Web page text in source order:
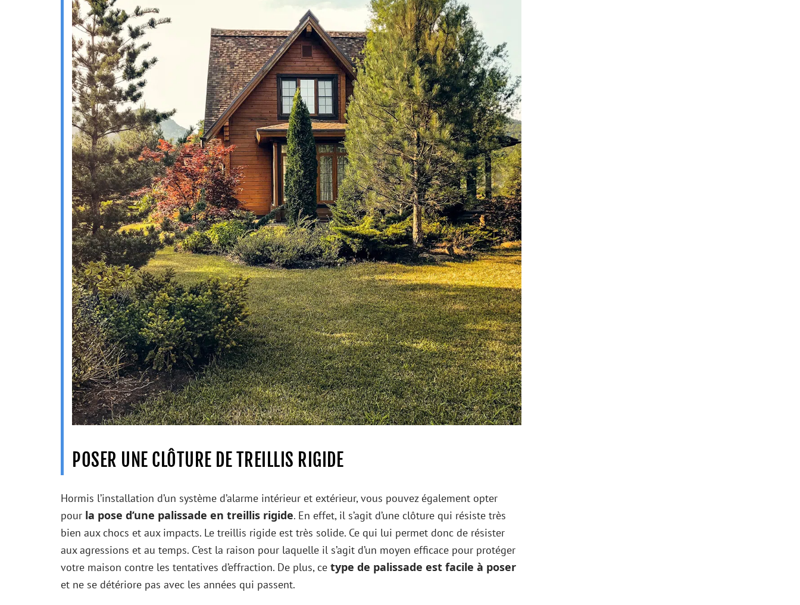
POSER UNE CLÔTURE DE TREILLIS RIGIDE
Hormis l’installation d’un système d’alarme intérieur et extérieur, vous pouvez également opter
pour la pose d’une palissade en treillis rigide. En effet, il s’agit d’une clôture qui résiste très
bien aux chocs et aux impacts. Le treillis rigide est très solide. Ce qui lui permet donc de résister
aux agressions et au temps. C’est la raison pour laquelle il s’agit d’un moyen efficace pour protéger
votre maison contre les tentatives d’effraction. De plus, ce type de palissade est facile à poser
et ne se détériore pas avec les années qui passent.